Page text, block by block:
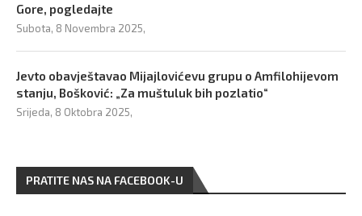
Gore, pogledajte
Subota, 8 Novembra 2025,
Jevto obavještavao Mijajlovićevu grupu o Amfilohijevom
stanju, Bošković: „Za muštuluk bih pozlatio“
Srijeda, 8 Oktobra 2025,
PRATITE NAS NA FACEBOOK-U